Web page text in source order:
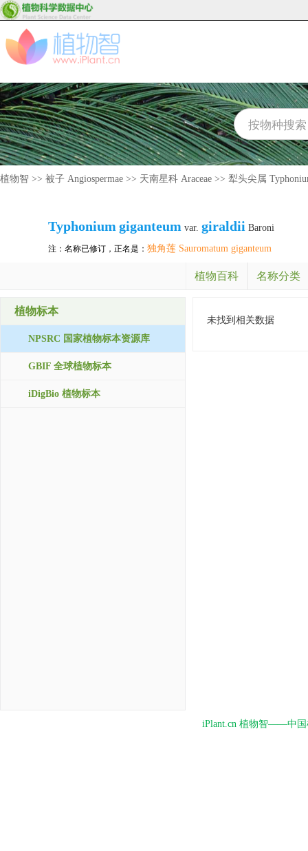
植物智 >> 被子 Angiospermae >> 天南星科 Araceae >> 犁头尖属
Typhonium giganteum var. giraldii Baroni
注：名称已修订，正名是： 独角莲 Sauromatum giganteum
植物百科 名称分类
植物标本
NPSRC 国家植物标本资源库
GBIF 全球植物标本
iDigBio 植物标本
未找到相关数据
iPlant.cn 植物智——中国